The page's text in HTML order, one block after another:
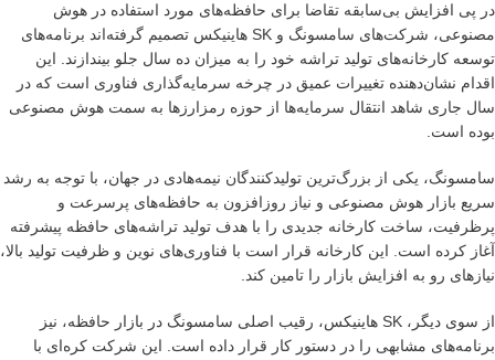
در پی افزایش بی‌سابقه تقاضا برای حافظه‌های مورد استفاده در هوش
مصنوعی، شرکت‌های سامسونگ و SK هاینیکس تصمیم گرفته‌اند برنامه‌های
توسعه کارخانه‌های تولید تراشه خود را به میزان ده سال جلو بیندازند. این
اقدام نشان‌دهنده تغییرات عمیق در چرخه سرمایه‌گذاری فناوری است که در
سال جاری شاهد انتقال سرمایه‌ها از حوزه رمزارزها به سمت هوش مصنوعی
بوده است.
سامسونگ، یکی از بزرگ‌ترین تولیدکنندگان نیمه‌هادی در جهان، با توجه به رشد
سریع بازار هوش مصنوعی و نیاز روزافزون به حافظه‌های پرسرعت و
پرظرفیت، ساخت کارخانه جدیدی را با هدف تولید تراشه‌های حافظه پیشرفته
آغاز کرده است. این کارخانه قرار است با فناوری‌های نوین و ظرفیت تولید بالا،
نیازهای رو به افزایش بازار را تامین کند.
از سوی دیگر، SK هاینیکس، رقیب اصلی سامسونگ در بازار حافظه، نیز
برنامه‌های مشابهی را در دستور کار قرار داده است. این شرکت کره‌ای با